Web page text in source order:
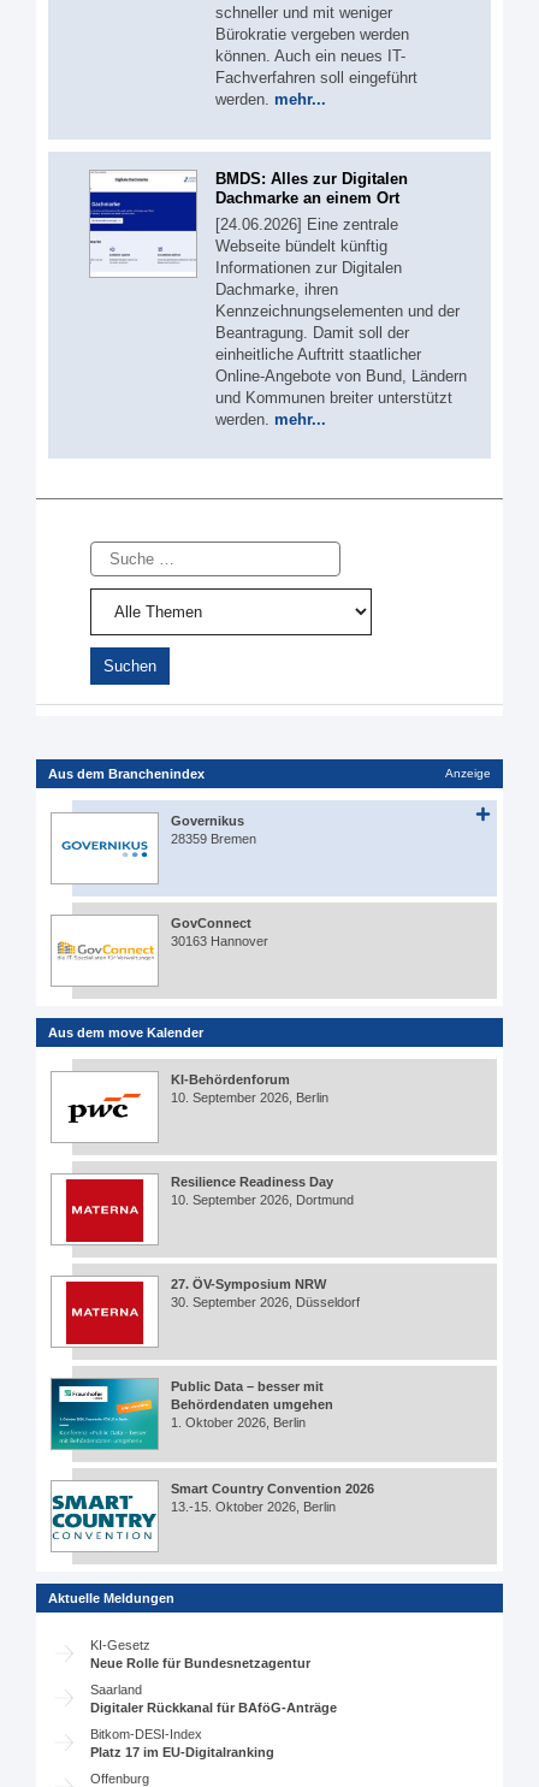
schneller und mit weniger
Bürokratie vergeben werden
können. Auch ein neues IT-
Fachverfahren soll eingeführt
werden. mehr...
BMDS: Alles zur Digitalen
Dachmarke an einem Ort
[24.06.2026] Eine zentrale
Webseite bündelt künftig
Informationen zur Digitalen
Dachmarke, ihren
Kennzeichnungselementen und der
Beantragung. Damit soll der
einheitliche Auftritt staatlicher
Online-Angebote von Bund, Ländern
und Kommunen breiter unterstützt
werden. mehr...
Suche
Aus dem Branchenindex Anzeige
Governikus
28359 Bremen
GovConnect
30163 Hannover
Aus dem move Kalender
KI-Behördenforum
10. September 2026, Berlin
Resilience Readiness Day
10. September 2026, Dortmund
27. ÖV-Symposium NRW
30. September 2026, Düsseldorf
Public Data – besser mit
Behördendaten umgehen
1. Oktober 2026, Berlin
Smart Country Convention 2026
13.-15. Oktober 2026, Berlin
Aktuelle Meldungen
KI-Gesetz
Neue Rolle für Bundesnetzagentur
Saarland
Digitaler Rückkanal für BAföG-Anträge
Bitkom-DESI-Index
Platz 17 im EU-Digitalranking
Offenburg